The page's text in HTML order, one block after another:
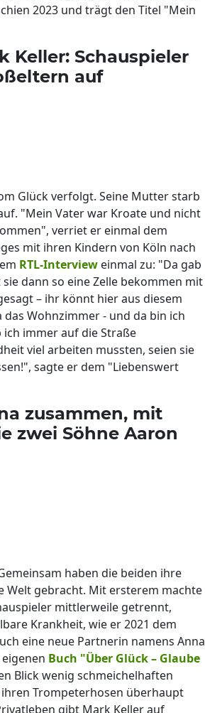
2023 und trägt den Titel "Mein
Keller: Schauspieler
auf
Glück verfolgt. Seine Mutter starb
"Mein Vater war Kroate und nicht
verriet er einmal dem
mit ihren Kindern von Köln nach
RTL-Interview einmal zu: "Da gab
dann so eine Zelle bekommen mit
– ihr könnt hier aus diesem
Wohnzimmer - und da bin ich
immer auf die Straße
viel arbeiten mussten, seien sie
sagte er dem "Liebenswert
zusammen, mit
zwei Söhne Aaron
haben die beiden ihre
Welt gebracht. Mit ersterem machte
mittlerweile getrennt,
Krankheit, wie er 2021 dem
eine neue Partnerin namens Anna
Buch "Über Glück – Glaube
Blick wenig schmeichelhaften
Trompeterhosen überhaupt
gibt Mark Keller auf